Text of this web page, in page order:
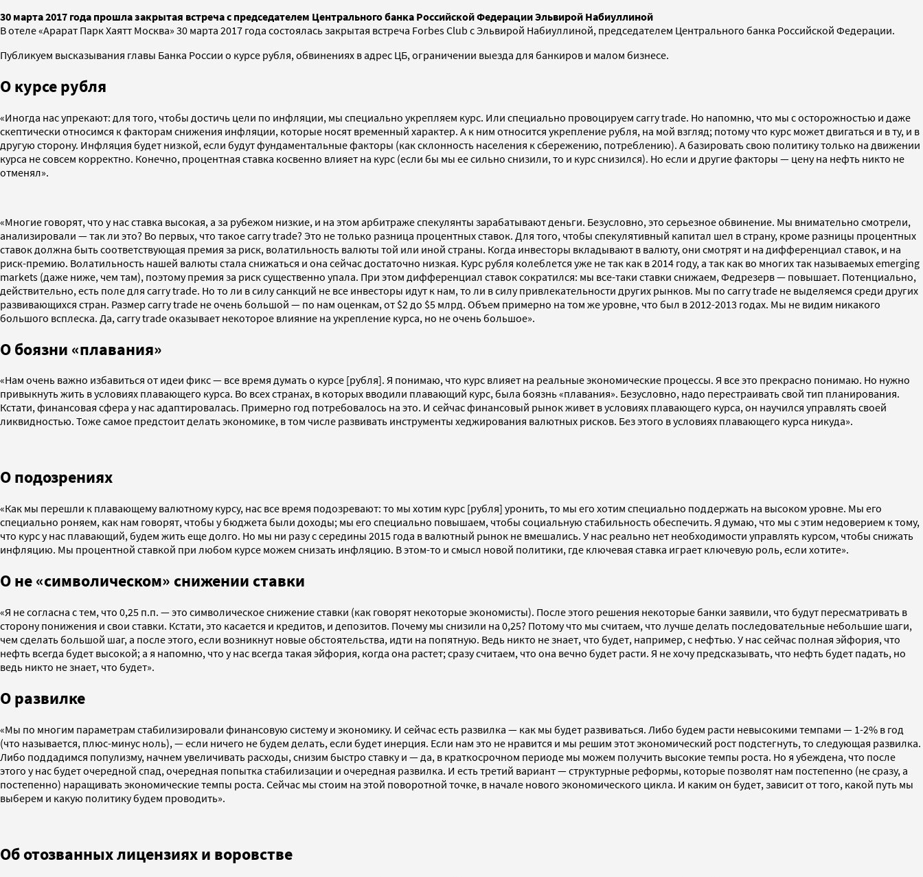
30 марта 2017 года прошла закрытая встреча с председателем Центрального банка Российской Федерации Эльвирой Набиуллиной
В отеле «Арарат Парк Хаятт Москва» 30 марта 2017 года состоялась закрытая встреча Forbes Club с Эльвирой Набиуллиной, председателем Центрального банка Российской Федерации.
Публикуем высказывания главы Банка России о курсе рубля, обвинениях в адрес ЦБ, ограничении выезда для банкиров и малом бизнесе.
О курсе рубля
«Иногда нас упрекают: для того, чтобы достичь цели по инфляции, мы специально укрепляем курс. Или специально провоцируем carry trade. Но напомню, что мы с осторожностью и даже
скептически относимся к факторам снижения инфляции, которые носят временный характер. А к ним относится укрепление рубля, на мой взгляд; потому что курс может двигаться и в ту, и в
другую сторону. Инфляция будет низкой, если будут фундаментальные факторы (как склонность населения к сбережению, потреблению). А базировать свою политику только на движении
курса не совсем корректно. Конечно, процентная ставка косвенно влияет на курс (если бы мы ее сильно снизили, то и курс снизился). Но если и другие факторы — цену на нефть никто не
отменял».
«Многие говорят, что у нас ставка высокая, а за рубежом низкие, и на этом арбитраже спекулянты зарабатывают деньги. Безусловно, это серьезное обвинение. Мы внимательно смотрели,
анализировали — так ли это? Во первых, что такое carry trade? Это не только разница процентных ставок. Для того, чтобы спекулятивный капитал шел в страну, кроме разницы процентных
ставок должна быть соответствующая премия за риск, волатильность валюты той или иной страны. Когда инвесторы вкладывают в валюту, они смотрят и на дифференциал ставок, и на
риск-премию. Волатильность нашей валюты стала снижаться и она сейчас достаточно низкая. Курс рубля колеблется уже не так как в 2014 году, а так как во многих так называемых emerging
markets (даже ниже, чем там), поэтому премия за риск существенно упала. При этом дифференциал ставок сократился: мы все-таки ставки снижаем, Федрезерв — повышает. Потенциально,
действительно, есть поле для carry trade. Но то ли в силу санкций не все инвесторы идут к нам, то ли в силу привлекательности других рынков. Мы по carry trade не выделяемся среди других
развивающихся стран. Размер carry trade не очень большой — по нам оценкам, от $2 до $5 млрд. Объем примерно на том же уровне, что был в 2012-2013 годах. Мы не видим никакого
большого всплеска. Да, carry trade оказывает некоторое влияние на укрепление курса, но не очень большое».
О боязни «плавания»
«Нам очень важно избавиться от идеи фикс — все время думать о курсе [рубля]. Я понимаю, что курс влияет на реальные экономические процессы. Я все это прекрасно понимаю. Но нужно
привыкнуть жить в условиях плавающего курса. Во всех странах, в которых вводили плавающий курс, была боязнь «плавания». Безусловно, надо перестраивать свой тип планирования.
Кстати, финансовая сфера у нас адаптировалась. Примерно год потребовалось на это. И сейчас финансовый рынок живет в условиях плавающего курса, он научился управлять своей
ликвидностью. Тоже самое предстоит делать экономике, в том числе развивать инструменты хеджирования валютных рисков. Без этого в условиях плавающего курса никуда».
О подозрениях
«Как мы перешли к плавающему валютному курсу, нас все время подозревают: то мы хотим курс [рубля] уронить, то мы его хотим специально поддержать на высоком уровне. Мы его
специально роняем, как нам говорят, чтобы у бюджета были доходы; мы его специально повышаем, чтобы социальную стабильность обеспечить. Я думаю, что мы с этим недоверием к тому,
что курс у нас плавающий, будем жить еще долго. Но мы ни разу с середины 2015 года в валютный рынок не вмешались. У нас реально нет необходимости управлять курсом, чтобы снижать
инфляцию. Мы процентной ставкой при любом курсе можем снизать инфляцию. В этом-то и смысл новой политики, где ключевая ставка играет ключевую роль, если хотите».
О не «символическом» снижении ставки
«Я не согласна с тем, что 0,25 п.п. — это символическое снижение ставки (как говорят некоторые экономисты). После этого решения некоторые банки заявили, что будут пересматривать в
сторону понижения и свои ставки. Кстати, это касается и кредитов, и депозитов. Почему мы снизили на 0,25? Потому что мы считаем, что лучше делать последовательные небольшие шаги,
чем сделать большой шаг, а после этого, если возникнут новые обстоятельства, идти на попятную. Ведь никто не знает, что будет, например, с нефтью. У нас сейчас полная эйфория, что
нефть всегда будет высокой; а я напомню, что у нас всегда такая эйфория, когда она растет; сразу считаем, что она вечно будет расти. Я не хочу предсказывать, что нефть будет падать, но
ведь никто не знает, что будет».
О развилке
«Мы по многим параметрам стабилизировали финансовую систему и экономику. И сейчас есть развилка — как мы будет развиваться. Либо будем расти невысокими темпами — 1-2% в год
(что называется, плюс-минус ноль), — если ничего не будем делать, если будет инерция. Если нам это не нравится и мы решим этот экономический рост подстегнуть, то следующая развилка.
Либо поддадимся популизму, начнем увеличивать расходы, снизим быстро ставку и — да, в краткосрочном периоде мы можем получить высокие темпы роста. Но я убеждена, что после
этого у нас будет очередной спад, очередная попытка стабилизации и очередная развилка. И есть третий вариант — структурные реформы, которые позволят нам постепенно (не сразу, а
постепенно) наращивать экономические темпы роста. Сейчас мы стоим на этой поворотной точке, в начале нового экономического цикла. И каким он будет, зависит от того, какой путь мы
выберем и какую политику будем проводить».
Об отозванных лицензиях и воровстве